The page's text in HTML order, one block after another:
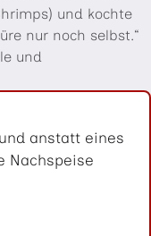
und kochte
nur noch selbst.“
und
anstatt eines
Nachspeise